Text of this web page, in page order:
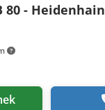
80 - Heidenhain